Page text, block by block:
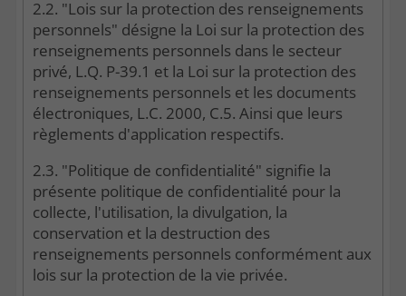
2.2. "Lois sur la protection des renseignements
personnels" désigne la Loi sur la protection des
renseignements personnels dans le secteur
privé, L.Q. P-39.1 et la Loi sur la protection des
renseignements personnels et les documents
électroniques, L.C. 2000, C.5. Ainsi que leurs
règlements d'application respectifs.
2.3. "Politique de confidentialité" signifie la
présente politique de confidentialité pour la
collecte, l'utilisation, la divulgation, la
conservation et la destruction des
renseignements personnels conformément aux
lois sur la protection de la vie privée.